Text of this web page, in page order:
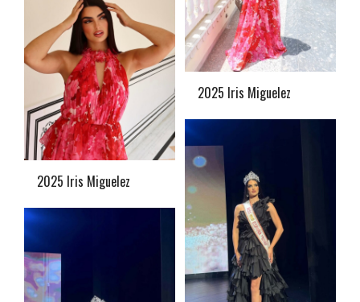
2025 Iris Miguelez
2025 Iris Miguelez